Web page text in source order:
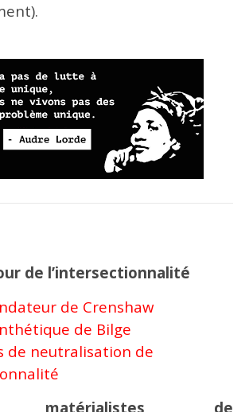
de l’intersectionnalité
de Crenshaw
de Bilge
de neutralisation de
matérialistes de